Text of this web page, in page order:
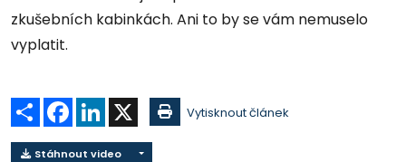
zkušebních kabinkách. Ani to by se vám nemuselo
vyplatit.
Sdílet Facebook
LinkedIn Vytisknout článek
Stáhnout video